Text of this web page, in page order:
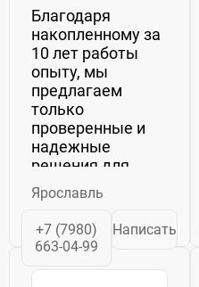
Благодаря
накопленному за
10 лет работы
опыту, мы
предлагаем
только
проверенные и
надежные
решения для
вашего бизнеса.
Вне зависимости
от серии, все
установки
полностью
Ярославль
+7 (7980)
663-04-99
Написать